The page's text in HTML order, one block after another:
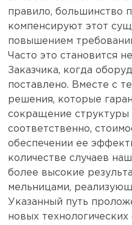
правило, большинство
компенсируют этот
повышением
Часто это становится
Заказчика, когда
поставлено. Вместе с
решения, которые
сокращение структуры
соответственно,
обеспечении ее
количестве случаев
более высокие
мельницами,
Указанный путь
новых